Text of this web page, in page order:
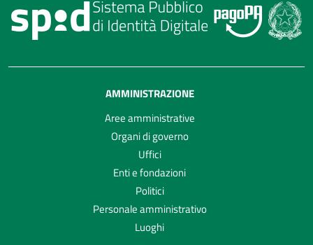
AMMINISTRAZIONE
Aree amministrative
Organi di governo
Uffici
Enti e fondazioni
Politici
Personale amministrativo
Luoghi